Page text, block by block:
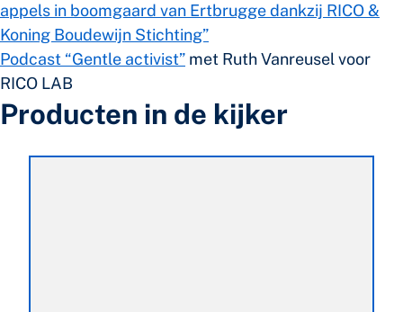
appels in boomgaard van Ertbrugge dankzij RICO &
Koning Boudewijn Stichting”
Podcast “Gentle activist” met Ruth Vanreusel voor
RICO LAB
Producten in de kijker